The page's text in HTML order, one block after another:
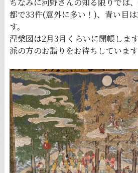
ちなみに河野さんの知る限りでは
都で33件(意外に多い！)、青い目
す。
涅槃図は2月3月くらいに開帳しま
派の方のお詣りをお待ちしています